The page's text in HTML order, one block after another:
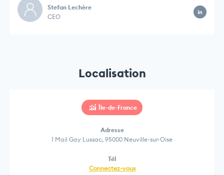
Stefan Lechère
CEO
Localisation
Île-de-France
Adresse
1 Mail Gay Lussac, 95000 Neuville-sur-Oise
Tél
Connectez-vous